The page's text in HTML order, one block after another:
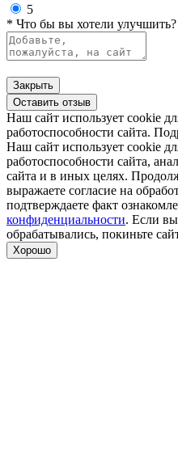
5
* Что бы вы хотели
Закрыть
Оставить отзыв
Наш сайт использует cookie
работоспособности сайта.
Наш сайт использует cookie
работоспособности сайта,
сайта и в иных целях.
выражаете согласие на
подтверждаете факт
конфиденциальности. Если
обрабатывались, покиньте
Хорошо